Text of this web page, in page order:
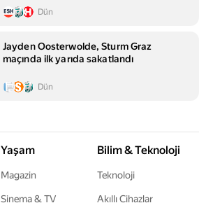
Dün
Jayden Oosterwolde, Sturm Graz
maçında ilk yarıda sakatlandı
Dün
Yaşam
Magazin
Sinema & TV
Bilim & Teknoloji
Teknoloji
Akıllı Cihazlar